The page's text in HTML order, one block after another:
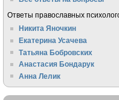
Ответы православных
Никита Яночкин
Екатерина Усачева
Татьяна Бобровских
Анастасия Бондарук
Анна Лелик